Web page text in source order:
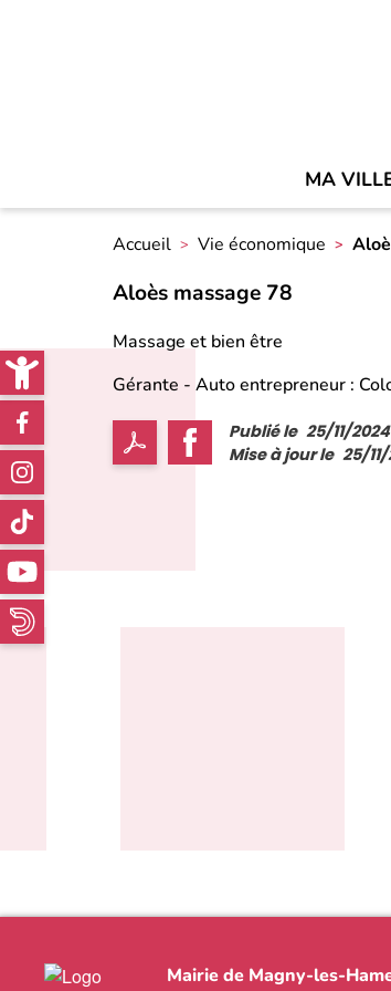
Open toolbar
MA
Réseaux
sociaux
Accueil Vie économique
Aloès massage 78
Massage et bien être
Gérante - Auto entrepreneur :
Publié le 25/11/2024
Mise à jour le 25/
Mairie de Magny-les-